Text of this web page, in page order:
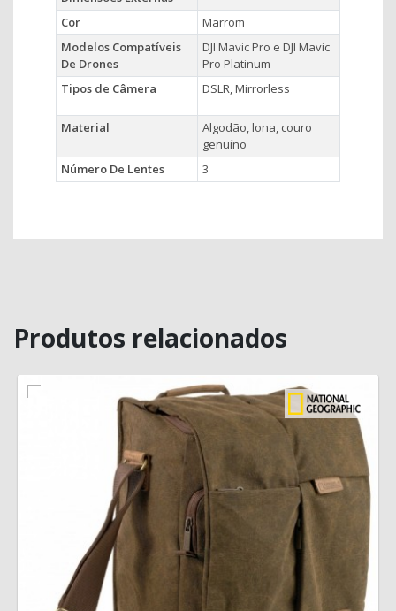
Cor
Marrom
Modelos Compatíveis
De Drones
DJI Mavic Pro e DJI Mavic
Pro Platinum
Tipos de Câmera
DSLR, Mirrorless
Material
Algodão, lona, ​​couro
genuíno
Número De Lentes
3
Produtos relacionados
MAIS INFORMAÇÃO
VISÃO RÁPIDA